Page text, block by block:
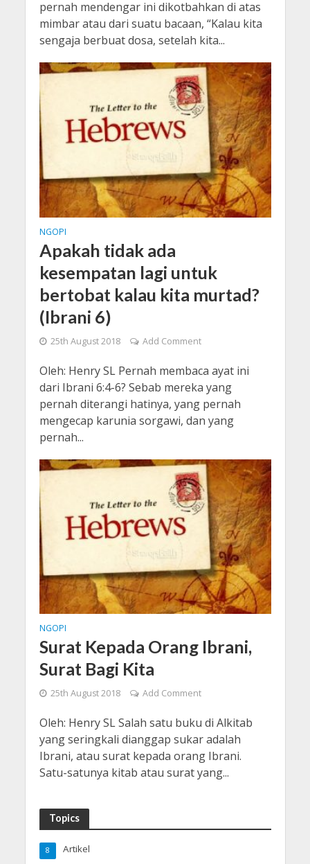
pernah mendengar ini dikotbahkan di atas
mimbar atau dari suatu bacaan, “Kalau kita
sengaja berbuat dosa, setelah kita...
NGOPI
Apakah tidak ada
kesempatan lagi untuk
bertobat kalau kita murtad?
(Ibrani 6)
25th August 2018 Add Comment
Oleh: Henry SL Pernah membaca ayat ini
dari Ibrani 6:4-6? Sebab mereka yang
pernah diterangi hatinya, yang pernah
mengecap karunia sorgawi, dan yang
pernah...
NGOPI
Surat Kepada Orang Ibrani,
Surat Bagi Kita
25th August 2018 Add Comment
Oleh: Henry SL Salah satu buku di Alkitab
yang seringkali dianggap sukar adalah
Ibrani, atau surat kepada orang Ibrani.
Satu-satunya kitab atau surat yang...
Topics
Artikel
8